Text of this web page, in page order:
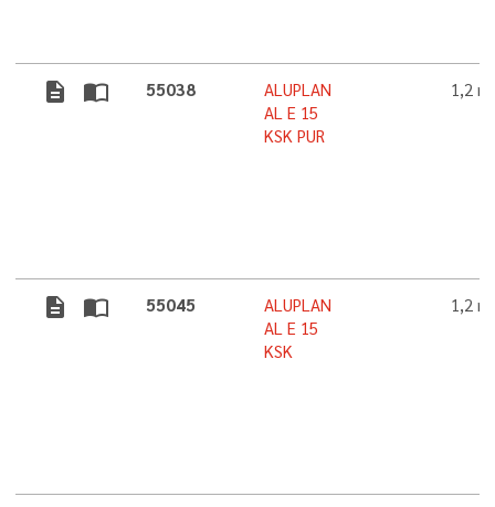
description import_contacts 55038
ALUPLAN
AL E 15
KSK PUR
1,2
description import_contacts 55045
ALUPLAN
AL E 15
KSK
1,2